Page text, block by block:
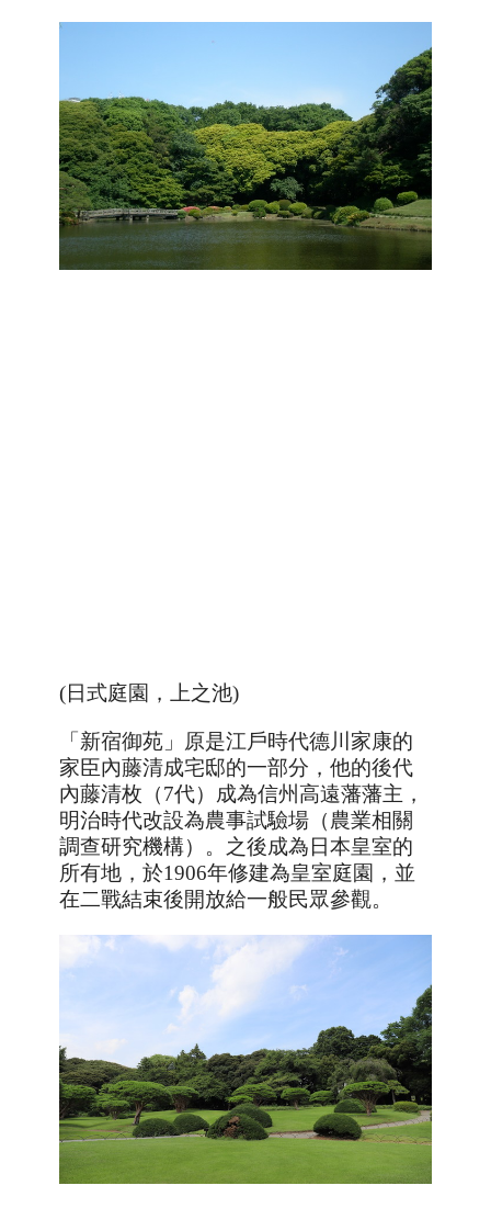
(日式庭園，上之池)
「新宿御苑」原是江戶時代德川家康的
家臣內藤清成宅邸的一部分，他的後代
內藤清枚（7代）成為信州高遠藩藩主，
明治時代改設為農事試驗場（農業相關
調查研究機構）。之後成為日本皇室的
所有地，於1906年修建為皇室庭園，並
在二戰結束後開放給一般民眾參觀。